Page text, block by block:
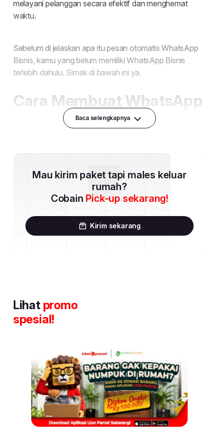
Baca selengkapnya
Mau kirim paket tapi males keluar
rumah?
Cobain Pick-up sekarang!
Kirim sekarang
Lihat promo
spesial!